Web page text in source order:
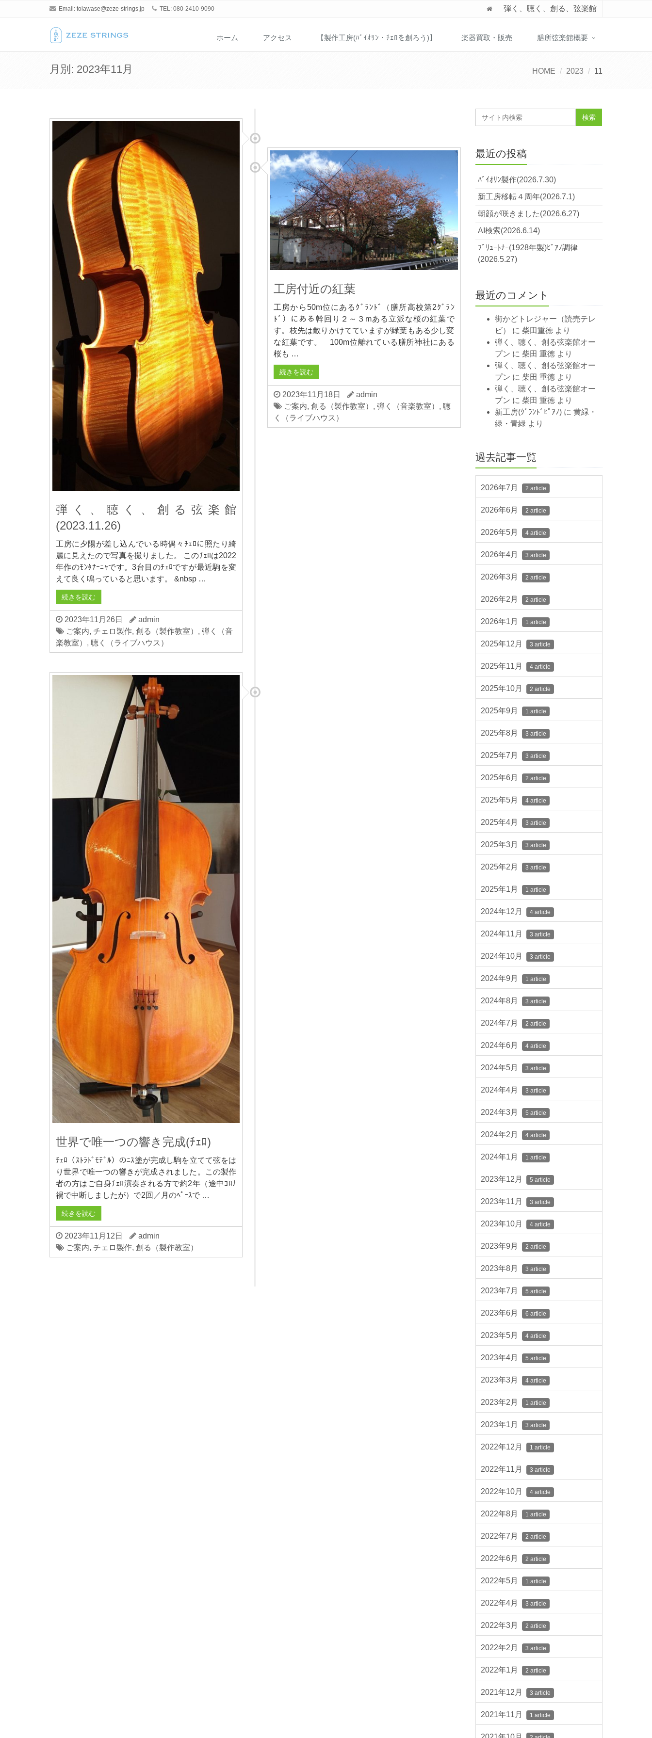
Email: toiawase@zeze-strings.jp TEL: 080-2410-9090 弾く、聴く、創る、弦楽館
ホーム アクセス 【製作工房(ﾊﾞｲｵﾘﾝ・ﾁｪﾛを創ろう)】 楽器買取・販売 膳所弦楽館概要
月別: 2023年11月 HOME 2023 11
弾く、聴く、創る弦楽館
(2023.11.26)
工房に夕陽が差し込んでいる時偶々ﾁｪﾛに照たり綺
麗に見えたので写真を撮りました。 このﾁｪﾛは2022
年作のﾓﾝﾀﾅｰﾆｬです。3台目のﾁｪﾛですが最近駒を変
えて良く鳴っていると思います。 &nbsp …
続きを読む
2023年11月26日
admin
ご案内, チェロ製作, 創る（製作教室） , 弾く（音
楽教室） , 聴く（ライブハウス）
工房付近の紅葉
工房から50m位にあるｸﾞﾗﾝﾄﾞ（膳所高校第2ｸﾞﾗﾝ
ﾄﾞ）にある幹回り２～３mある立派な桜の紅葉で
す。枝先は散りかけてていますが緑葉もある少し変
な紅葉です。 100m位離れている膳所神社にある
桜も …
続きを読む
2023年11月18日
admin
ご案内,創る（製作教室） ,弾く（音楽教室） ,聴
く（ライブハウス）
世界で唯一つの響き完成(ﾁｪﾛ)
ﾁｪﾛ（ｽﾄﾗﾄﾞﾓﾃﾞﾙ）のﾆｽ塗が完成し駒を立てて弦をは
り世界で唯一つの響きが完成されました。この製作
者の方はご自身ﾁｪﾛ演奏される方で約2年（途中ｺﾛﾅ
禍で中断しましたが）で2回／月のﾍﾟｰｽで …
続きを読む
2023年11月12日
admin
ご案内, チェロ製作, 創る（製作教室）
最近の投稿
ﾊﾞｲｵﾘﾝ製作(2026.7.30)
新工房移転４周年(2026.7.1)
朝顔が咲きました(2026.6.27)
AI検索(2026.6.14)
ﾌﾞﾘｭｰﾄﾅｰ(1928年製)ﾋﾟｱﾉ調律
(2026.5.27)
最近のコメント
街かどトレジャー（読売テレ
ビ）
に 柴田重徳より
弾く、聴く、創る弦楽館オー
プン に 柴田 重徳より
弾く、聴く、創る弦楽館オー
プン に 柴田 重徳より
弾く、聴く、創る弦楽館オー
プン に 柴田 重徳より
新工房(ｸﾞﾗﾝﾄﾞﾋﾟｱﾉ)に 黄緑・
緑・青緑 より
過去記事一覧
2026年7月 2 article
2026年6月 2 article
2026年5月 4 article
2026年4月 3 article
2026年3月 2 article
2026年2月 2 article
2026年1月 1 article
2025年12月 3 article
2025年11月 4 article
2025年10月 2 article
2025年9月 1 article
2025年8月 3 article
2025年7月 3 article
2025年6月 2 article
2025年5月 4 article
2025年4月 3 article
2025年3月 3 article
2025年2月 3 article
2025年1月 1 article
2024年12月 4 article
2024年11月 3 article
2024年10月 3 article
2024年9月 1 article
2024年8月 3 article
2024年7月 2 article
2024年6月 4 article
2024年5月 3 article
2024年4月 3 article
2024年3月 5 article
2024年2月 4 article
2024年1月 1 article
2023年12月 5 article
2023年11月 3 article
2023年10月 4 article
2023年9月 2 article
2023年8月 3 article
2023年7月 5 article
2023年6月 6 article
2023年5月 4 article
2023年4月 5 article
2023年3月 4 article
2023年2月 1 article
2023年1月 3 article
2022年12月 1 article
2022年11月 3 article
2022年10月 4 article
2022年8月 1 article
2022年7月 2 article
2022年6月 2 article
2022年5月 1 article
2022年4月 3 article
2022年3月 2 article
2022年2月 3 article
2022年1月 2 article
2021年12月 3 article
2021年11月 1 article